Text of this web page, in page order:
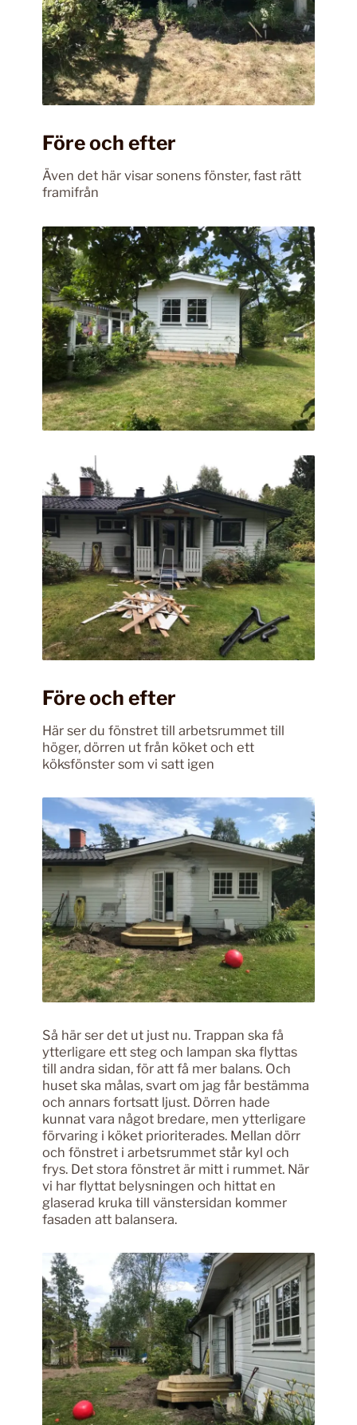
Före och efter
Även det här visar sonens fönster, fast rätt
framifrån
Före och efter
Här ser du fönstret till arbetsrummet till
höger, dörren ut från köket och ett
köksfönster som vi satt igen
Så här ser det ut just nu. Trappan ska få
ytterligare ett steg och lampan ska flyttas
till andra sidan, för att få mer balans. Och
huset ska målas, svart om jag får bestämma
och annars fortsatt ljust. Dörren hade
kunnat vara något bredare, men ytterligare
förvaring i köket prioriterades. Mellan dörr
och fönstret i arbetsrummet står kyl och
frys. Det stora fönstret är mitt i rummet. När
vi har flyttat belysningen och hittat en
glaserad kruka till vänstersidan kommer
fasaden att balansera.